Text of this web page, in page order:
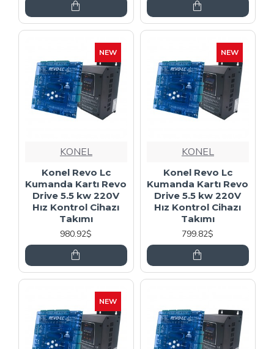
NEW
KONEL
Konel Revo Lc
Kumanda Kartı Revo
Drive 5.5 kw 220V
Hız Kontrol Cihazı
Takımı
980.92$
NEW
KONEL
Konel Revo Lc
Kumanda Kartı Revo
Drive 5.5 kw 220V
Hız Kontrol Cihazı
Takımı
799.82$
NEW